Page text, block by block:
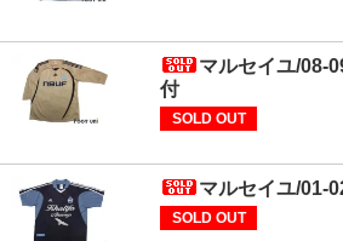
マルセイユ/08-
付
SOLD OUT
マルセイユ/01-
SOLD OUT